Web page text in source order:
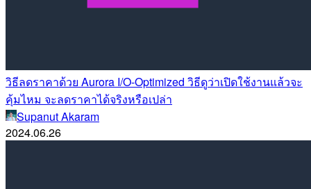
วิธีลดราคาด้วย Aurora I/O-Optimized วิธีดูว่าเปิดใช้งานแล้วจะ
คุ้มไหม จะลดราคาได้จริงหรือเปล่า
Supanut Akaram
2024.06.26